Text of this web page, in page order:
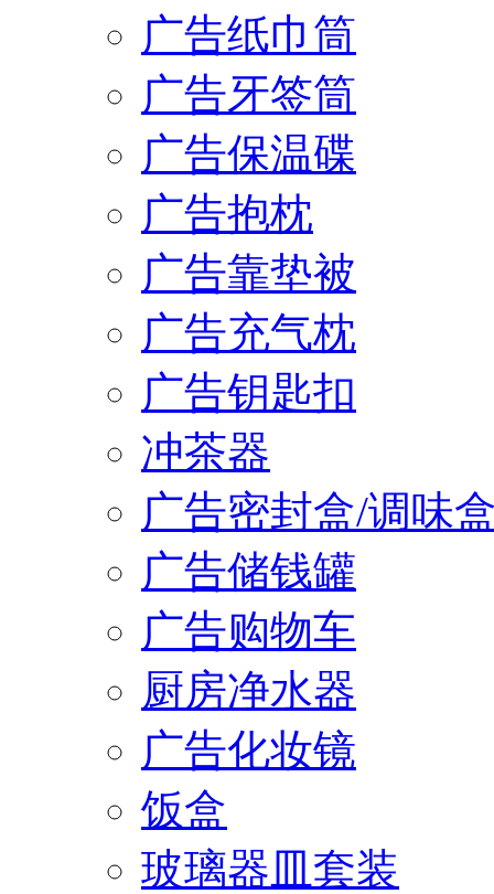
广告纸巾筒
广告牙签筒
广告保温碟
广告抱枕
广告靠垫被
广告充气枕
广告钥匙扣
冲茶器
广告密封盒/调味
广告储钱罐
广告购物车
厨房净水器
广告化妆镜
饭盒
玻璃器皿套装